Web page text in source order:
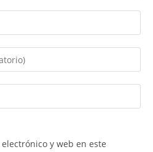
y web en este